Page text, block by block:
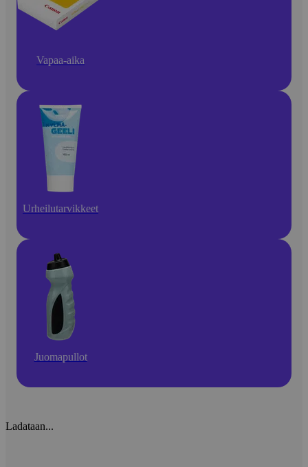
Vapaa-aika
Urheilutarvikkeet
Juomapullot
Ladataan...